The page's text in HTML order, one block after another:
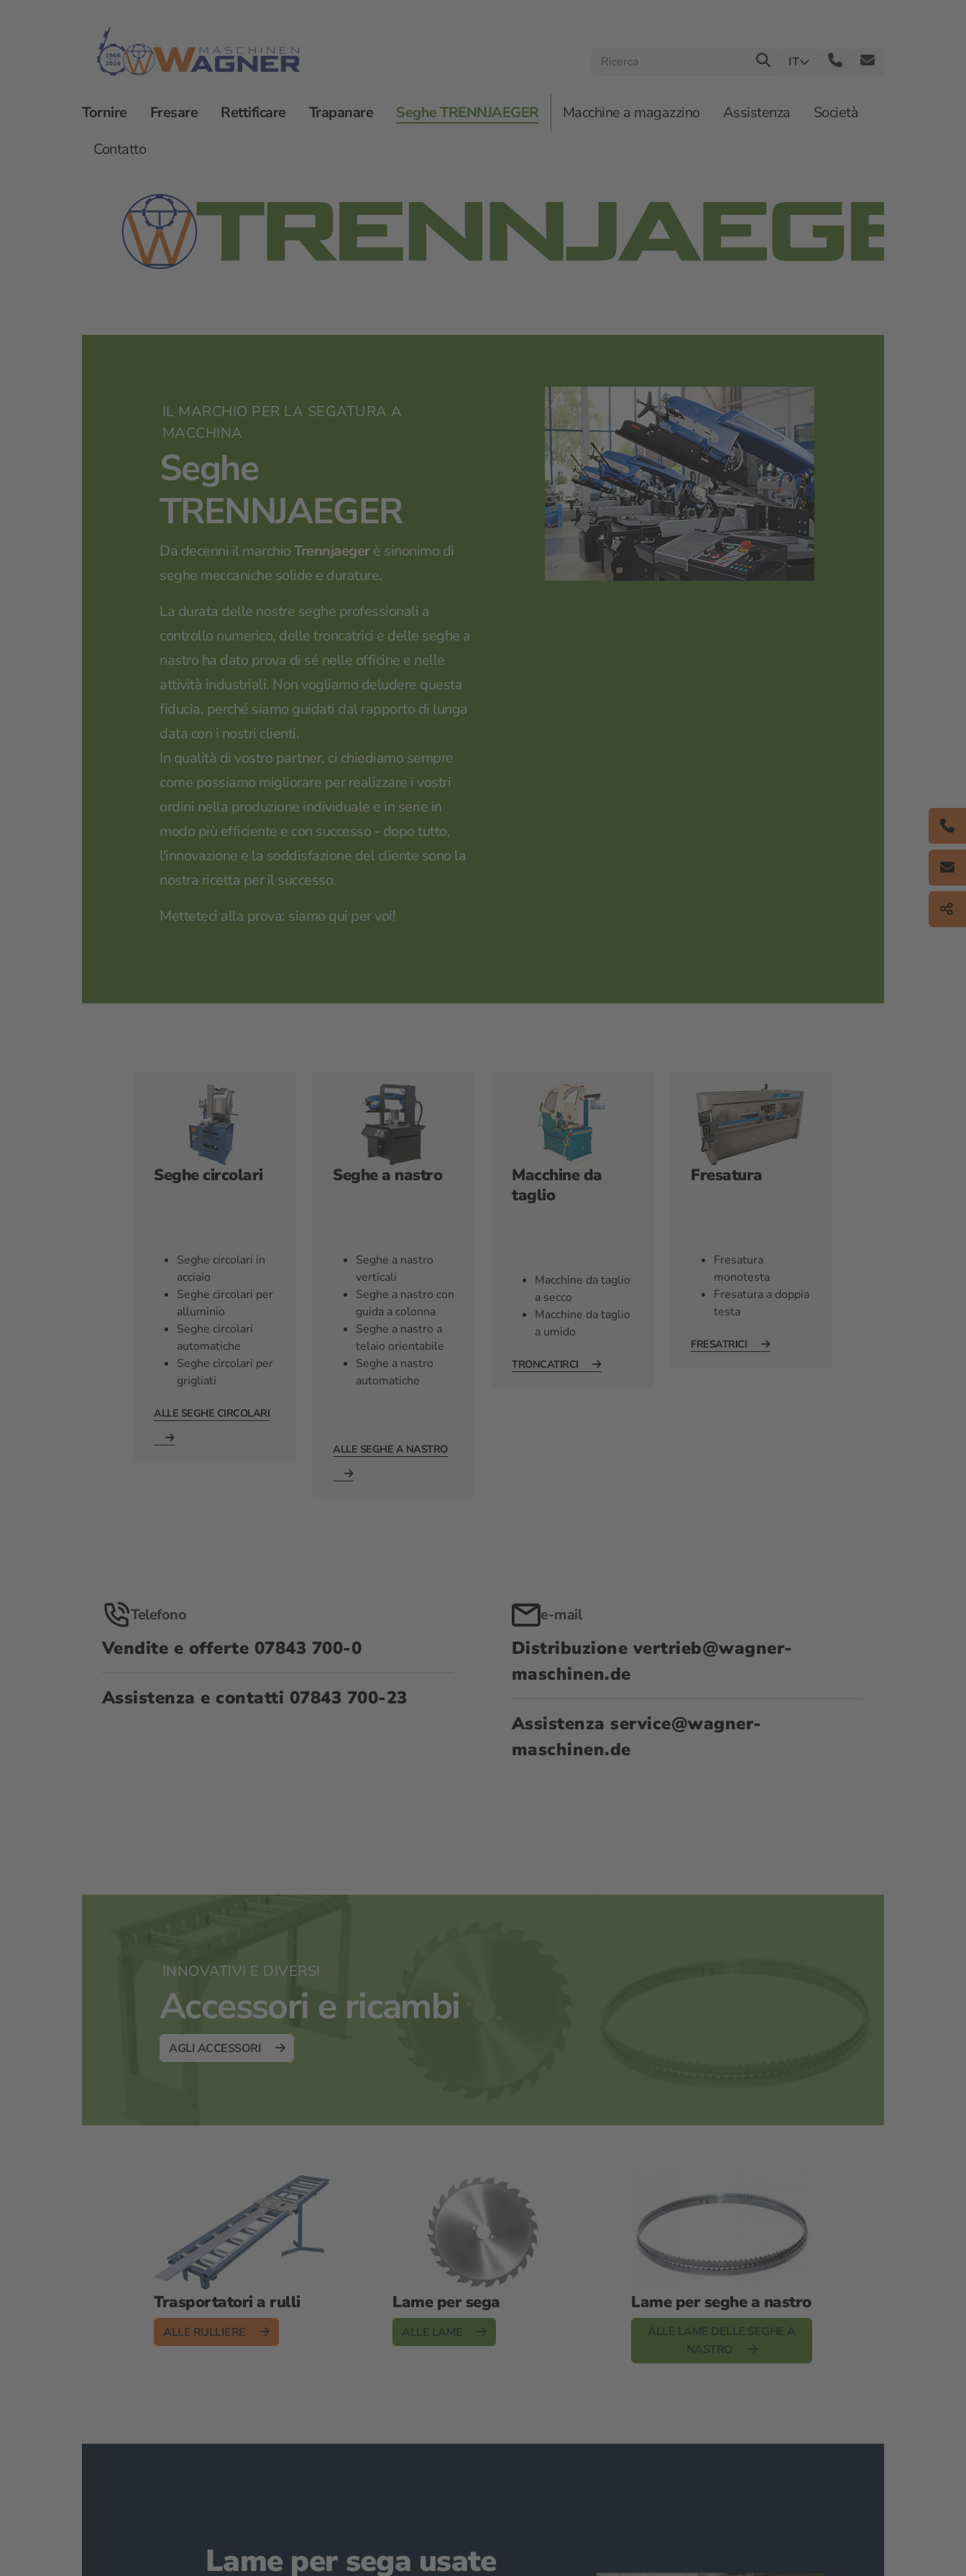
IT
Tornire Fresare Rettificare Trapanare Seghe TRENNJAEGER Macchine a magazzino Assistenza
Società
Contatto
Seghe TRENNJAEGER
IL MARCHIO PER LA SEGATURA A
MACCHINA
Seghe
TRENNJAEGER
Da decenni il marchioTrennjaegerè sinonimo di
seghe meccaniche solide e durature.
La durata delle nostre seghe professionali a
controllo numerico, delle troncatrici e delle seghe a
nastro ha dato prova di sé nelle officine e nelle
attività industriali. Non vogliamo deludere questa
fiducia, perché siamo guidati dal rapporto di lunga
data con i nostri clienti.
In qualità di vostro partner, ci chiediamo sempre
come possiamo migliorare per realizzare i vostri
ordini nella produzione individuale e in serie in
modo più efficiente e con successo - dopo tutto,
l'innovazione e la soddisfazione del cliente sono la
nostra ricetta per il successo.
Metteteci alla prova: siamo qui per voi!
Seghe circolari
Seghe circolari in
acciaio
Seghe circolari per
alluminio
Seghe circolari
automatiche
Seghe circolari per
grigliati
ALLE SEGHE CIRCOLARI
Seghe a nastro
Seghe a nastro
verticali
Seghe a nastro con
guida a colonna
Seghe a nastro a
telaio orientabile
Seghe a nastro
automatiche
ALLE SEGHE A NASTRO
Macchine da
taglio
Macchine da taglio
a secco
Macchine da taglio
a umido
TRONCATIRCI
Fresatura
Fresatura
monotesta
Fresatura a doppia
testa
FRESATRICI
Telefono
Vendite e offerte 07843 700-0
Assistenza e contatti 07843 700-23
e-mail
Distribuzione vertrieb@wagner-
maschinen.de
Assistenza service@wagner-
maschinen.de
INNOVATIVI E DIVERSI
Accessori e ricambi
AGLI ACCESSORI
Trasportatori a rulli
ALLE RULLIERE
Lame per sega
ALLE LAME
Lame per seghe a nastro
ALLE LAME DELLE SEGHE A
NASTRO
Lame per sega usate